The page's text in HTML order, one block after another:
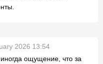
2026 13:54
ощущение, что за